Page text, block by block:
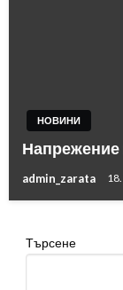
НОВИНИ
Напрежение
admin_zarata
Търсене